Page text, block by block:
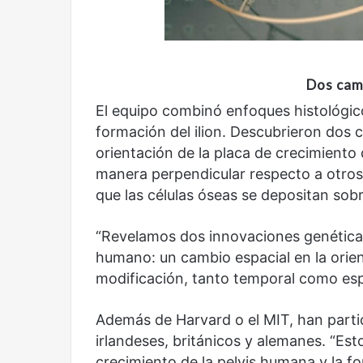
Dos
El equipo combinó enfoques
formación del ilion. Descubrieron dos
orientación de la placa de
manera perpendicular respecto a
que las células óseas se depositan
“Revelamos dos innovaciones
humano: un cambio espacial en la
modificación, tanto temporal como
Además de Harvard o el MIT, han
irlandeses, británicos y alemanes.